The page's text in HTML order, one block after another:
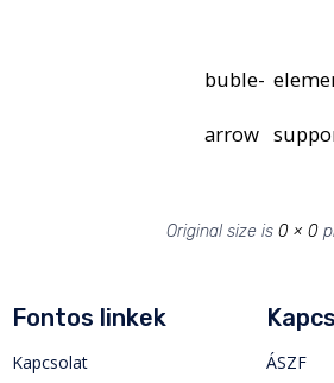
buble-
arrow
Original size is 0 × 0
Fontos linkek
Kapcsolat
ÁSZF